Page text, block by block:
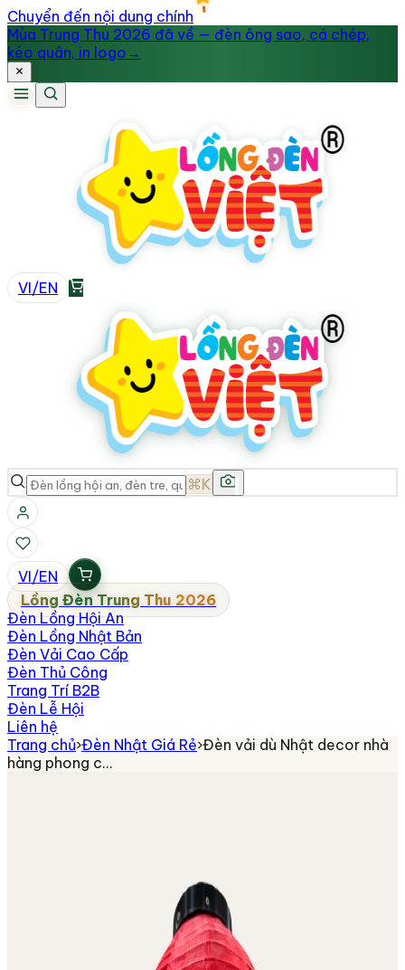
Chuyển đến nội dung chính
Mùa Trung Thu 2026 đã về — đèn ông sao, cá chép,
kéo quân, in logo →
VI/EN
⌘K
VI/EN
Lồng Đèn Trung Thu 2026
Đèn Lồng Hội An
Đèn Lồng Nhật Bản
Đèn Vải Cao Cấp
Đèn Thủ Công
Trang Trí B2B
Đèn Lễ Hội
Liên hệ
Trang chủ›Đèn Nhật Giá Rẻ›Đèn vải dù Nhật decor nhà
hàng phong c…